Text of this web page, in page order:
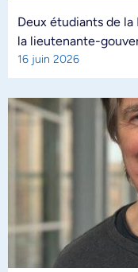
Deux étudiants de
la lieutenante-
16 juin 2026